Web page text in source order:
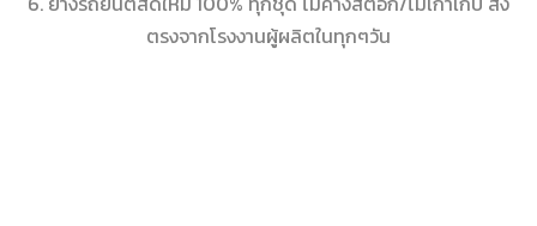
ตรงจากโรงงานผู้ผลิตในทุกๆวัน